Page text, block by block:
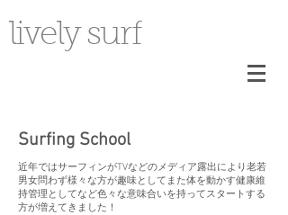
lively surf
​Surfing School
近年ではサーフィンがTVなどのメディア露出により老若
男女問わず様々な方が趣味としてまた体を動かす健康維
持管理としてなど色々な意味合いを持ってスタートする
方が増えてきました！